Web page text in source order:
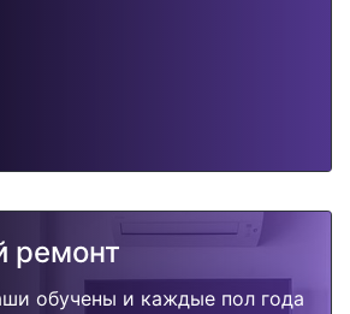
ремонт
обучены и каждые пол года